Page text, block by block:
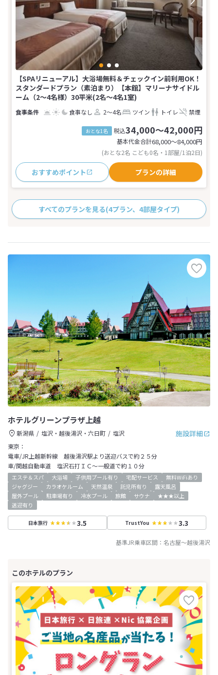
【SPAリニューアル】大浴場無料＆チェックイン前利用OK！
スタンダードプラン（素泊まり）【本館】マリーナサイドル
ーム（2〜4名様）30平米(2名～4名1室)
食事なし 2～4名 ツイン トイレ 禁煙
おとな1名 税込34,000～42,000円
基本代金合計68,000〜84,000円
(おとな2名 こども0名・1部屋/1泊2日)
おすすめポイント プランの詳細
すべてのプランを見る(4プラン、4部屋タイプ)
ホテルグリーンプラザ上越
施設詳細
新潟県 塩沢・越後湯沢・六日町
塩沢
東京：
電車/JR上越新幹線 越後湯沢駅より送迎バスで約２５分
車/関越自動車道 塩沢石打ＩＣ～一般道で約１０分
エステ＆スパ 大浴場 子供用プール有り 宅配サービス
無料WiFiあり
ジャグジー
カラオケルーム 天然温泉 託児所有り
露天風呂
屋外プール
駐車場有り 冷水プール 旅館 サウナ
★★★以上
送迎有り
日本旅行 3.5 TrustYou 3.3
基準JR乗車区間： 名古屋～越後湯沢